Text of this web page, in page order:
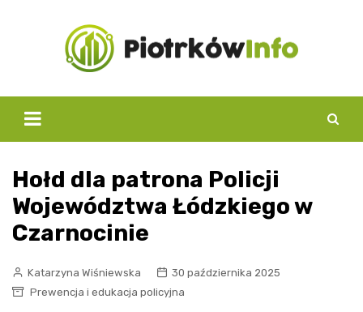
Hołd dla patrona Policji
Województwa Łódzkiego w
Czarnocinie
Katarzyna Wiśniewska
30 października 2025
Prewencja i edukacja policyjna